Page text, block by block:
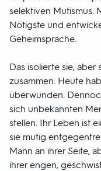
selektiven Mutismus.
Nötigste und
Geheimsprache.
Das isolierte sie, aber
zusammen. Heute
überwunden.
sich unbekannten
stellen. Ihr Leben ist
sie mutig
Mann an ihrer Seite,
ihrer engen,